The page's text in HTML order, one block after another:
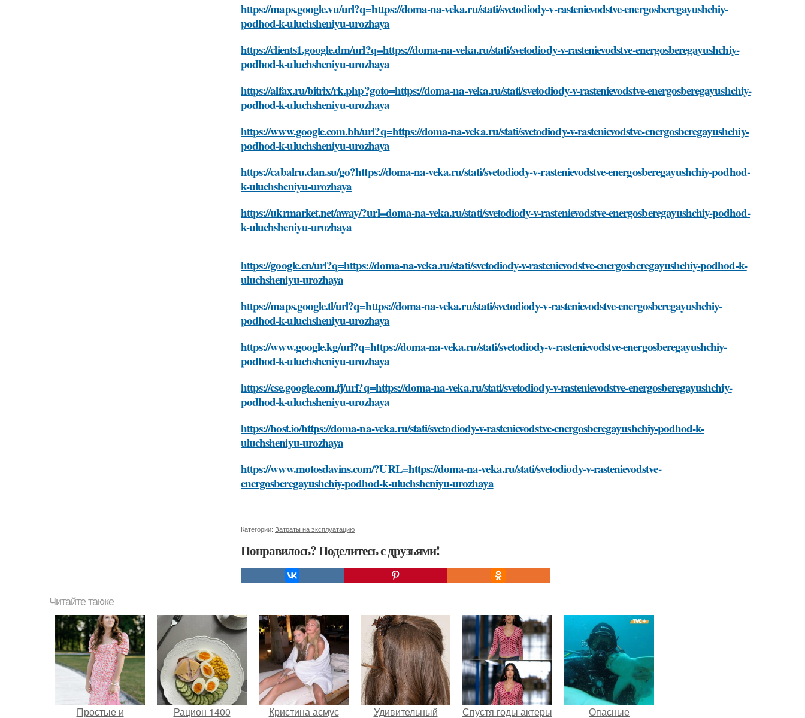
https://maps.google.vu/url?q=https://doma-na-veka.ru/stati/svetodiody-v-rastenievodstve-energosberegayushchiy-
podhod-k-uluchsheniyu-urozhaya
https://clients1.google.dm/url?q=https://doma-na-veka.ru/stati/svetodiody-v-rastenievodstve-energosberegayushchiy-
podhod-k-uluchsheniyu-urozhaya
https://alfax.ru/bitrix/rk.php?goto=https://doma-na-veka.ru/stati/svetodiody-v-rastenievodstve-energosberegayushchiy-
podhod-k-uluchsheniyu-urozhaya
https://www.google.com.bh/url?q=https://doma-na-veka.ru/stati/svetodiody-v-rastenievodstve-energosberegayushchiy-
podhod-k-uluchsheniyu-urozhaya
https://cabalru.clan.su/go?https://doma-na-veka.ru/stati/svetodiody-v-rastenievodstve-energosberegayushchiy-podhod-
k-uluchsheniyu-urozhaya
https://ukrmarket.net/away/?url=doma-na-veka.ru/stati/svetodiody-v-rastenievodstve-energosberegayushchiy-podhod-
k-uluchsheniyu-urozhaya
https://google.cn/url?q=https://doma-na-veka.ru/stati/svetodiody-v-rastenievodstve-energosberegayushchiy-podhod-k-
uluchsheniyu-urozhaya
https://maps.google.tl/url?q=https://doma-na-veka.ru/stati/svetodiody-v-rastenievodstve-energosberegayushchiy-
podhod-k-uluchsheniyu-urozhaya
https://www.google.kg/url?q=https://doma-na-veka.ru/stati/svetodiody-v-rastenievodstve-energosberegayushchiy-
podhod-k-uluchsheniyu-urozhaya
https://cse.google.com.fj/url?q=https://doma-na-veka.ru/stati/svetodiody-v-rastenievodstve-energosberegayushchiy-
podhod-k-uluchsheniyu-urozhaya
https://host.io/https://doma-na-veka.ru/stati/svetodiody-v-rastenievodstve-energosberegayushchiy-podhod-k-
uluchsheniyu-urozhaya
https://www.motosdavins.com/?URL=https://doma-na-veka.ru/stati/svetodiody-v-rastenievodstve-
energosberegayushchiy-podhod-k-uluchsheniyu-urozhaya
Категории: Затраты на эксплуатацию
Понравилось? Поделитесь с друзьями!
Читайте также
Простые и Рацион 1400 Кристина асмус Удивительный Спустя годы актеры Опасные